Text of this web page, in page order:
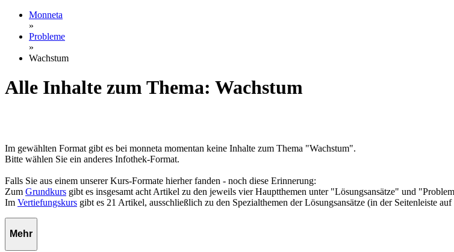
Monneta
»
Probleme
»
Wachstum
Alle Inhalte zum Thema: Wachstum
Im gewählten Format gibt es bei monneta momentan keine Inhalte zum Thema "Wachstum".
Bitte wählen Sie ein anderes Infothek-Format.
Falls Sie aus einem unserer Kurs-Formate hierher fanden - noch diese Erinnerung:
Zum Grundkurs gibt es insgesamt acht Artikel zu den jeweils vier Hauptthemen unter "Lösungsansätze" und
Im Vertiefungskurs gibt es 21 Artikel, ausschließlich zu den Spezialthemen der Lösungsansätze (in der Seitenleiste
Mehr